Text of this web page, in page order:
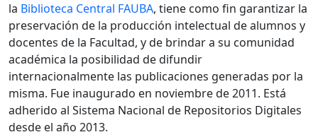
la Biblioteca Central FAUBA, tiene como fin garantizar la
preservación de la producción intelectual de alumnos y
docentes de la Facultad, y de brindar a su comunidad
académica la posibilidad de difundir
internacionalmente las publicaciones generadas por la
misma. Fue inaugurado en noviembre de 2011. Está
adherido al Sistema Nacional de Repositorios Digitales
desde el año 2013.